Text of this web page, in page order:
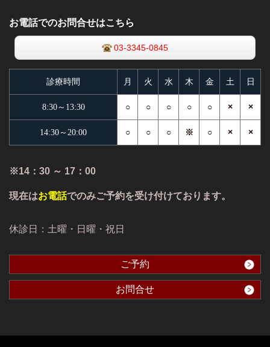
お電話でのお問合せはこちら
03-3345-0845
診療時間 月 火 水 木 金 土 日
8:30～13:30 ○ ○ ○ ○ ○ × ×
14:30～20:00 ○ ○ ○ ※ ○ × ×
※14：30 ～ 17：00
現在はお電話でのみご予約を受け付けております。
休診日：土曜・日曜・祝日
ご予約
お問合せ